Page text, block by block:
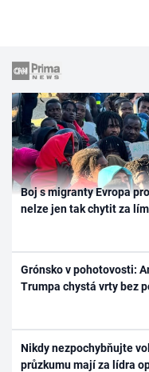
Boj s migranty Evropa
nelze jen tak chytit za
Grónsko v pohotovosti:
Trumpa chystá vrty bez
Nikdy nezpochybňujte
průzkumu mají za lídra